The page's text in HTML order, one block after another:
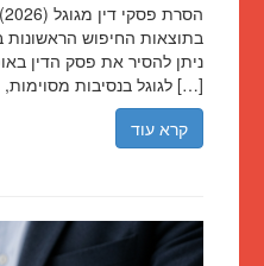
בתוצאות החיפוש הראשונות
ניתן להסיר את פסק הדין
לגוגל בנסיבות מסוימות, ולדחוק את התוצאה השלילית לדפים מאוחרים יותר […]
קרא עוד